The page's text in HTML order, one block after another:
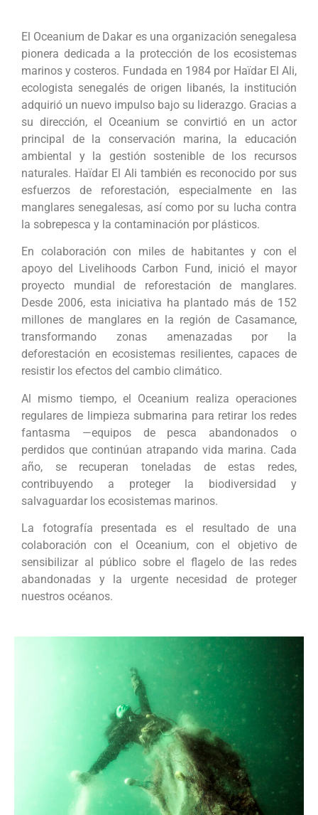
El Oceanium de Dakar es una organización senegalesa
pionera dedicada a la protección de los ecosistemas
marinos y costeros. Fundada en 1984 por Haïdar El Ali,
ecologista senegalés de origen libanés, la institución
adquirió un nuevo impulso bajo su liderazgo. Gracias a
su dirección, el Oceanium se convirtió en un actor
principal de la conservación marina, la educación
ambiental y la gestión sostenible de los recursos
naturales. Haïdar El Ali también es reconocido por sus
esfuerzos de reforestación, especialmente en las
manglares senegalesas, así como por su lucha contra
la sobrepesca y la contaminación por plásticos.
En colaboración con miles de habitantes y con el
apoyo del Livelihoods Carbon Fund, inició el mayor
proyecto mundial de reforestación de manglares.
Desde 2006, esta iniciativa ha plantado más de 152
millones de manglares en la región de Casamance,
transformando zonas amenazadas por la
deforestación en ecosistemas resilientes, capaces de
resistir los efectos del cambio climático.
Al mismo tiempo, el Oceanium realiza operaciones
regulares de limpieza submarina para retirar los redes
fantasma —equipos de pesca abandonados o
perdidos que continúan atrapando vida marina. Cada
año, se recuperan toneladas de estas redes,
contribuyendo a proteger la biodiversidad y
salvaguardar los ecosistemas marinos.
La fotografía presentada es el resultado de una
colaboración con el Oceanium, con el objetivo de
sensibilizar al público sobre el flagelo de las redes
abandonadas y la urgente necesidad de proteger
nuestros océanos.